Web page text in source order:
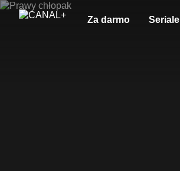
Za darmo Seriale